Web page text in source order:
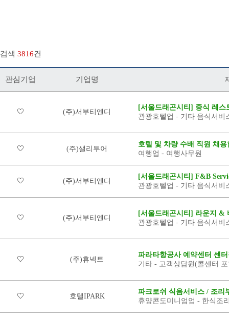
검색 3816건
관심기업 기업명
(주)서부티엔디
[서울드래곤시티] 중식 레스
관광호텔업 - 기타 음식서비
(주)샐리투어
호텔 및 차량 수배 직원 채용
여행업 - 여행사무원
(주)서부티엔디
[서울드래곤시티] F&B
관광호텔업 - 기타 음식서비
(주)서부티엔디
[서울드래곤시티] 라운지 &
관광호텔업 - 기타 음식서비
(주)휴넥트
파라타항공사 예약센터 센
기타 - 고객상담원(콜센터
호텔IPARK
파크로쉬 식음서비스 / 조리
휴양콘도미니엄업 - 한식조